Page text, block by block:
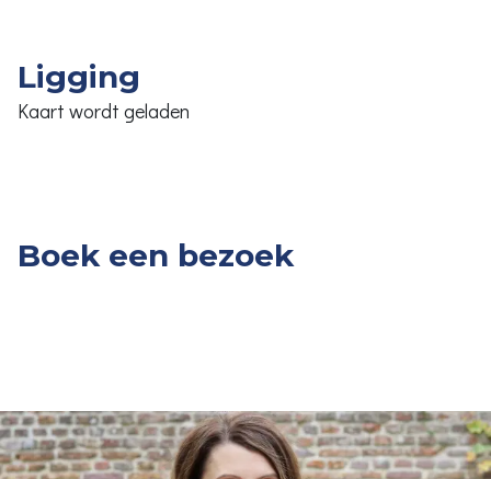
Ligging
Kaart wordt geladen
Boek een bezoek